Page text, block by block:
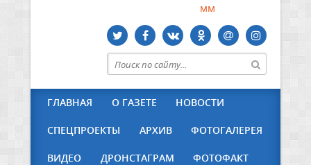
мм
ГЛАВНАЯ О ГАЗЕТЕ НОВОСТИ
СПЕЦПРОЕКТЫ АРХИВ ФОТОГАЛЕРЕЯ
ВИДЕО ДРОНСТАГРАМ ФОТОФАКТ